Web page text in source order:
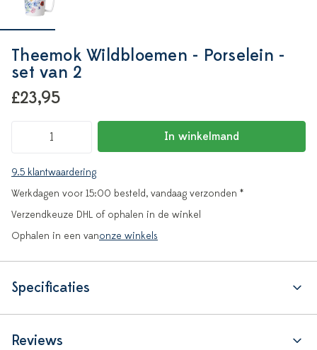
Theemok Wildbloemen - Porselein -
set van 2
£23,95
In winkelmand
9.5 klantwaardering
Werkdagen voor 15:00 besteld, vandaag verzonden *
Verzendkeuze DHL of ophalen in de winkel
Ophalen in een vanonze winkels
Specificaties
Reviews